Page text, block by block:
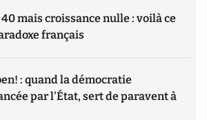
40 mais croissance nulle : voilà ce
français
: quand la démocratie
par l'État, sert de paravent à